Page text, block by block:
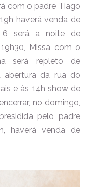
com o padre Tiago
haverá venda de
6 será a noite de
Missa com o
será repleto de
abertura da rua do
e às 14h show de
no domingo,
pelo padre
haverá venda de